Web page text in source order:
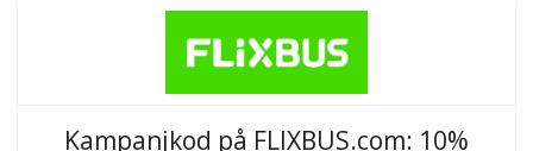
Kampanjkod på FLIXBUS.com: 10%